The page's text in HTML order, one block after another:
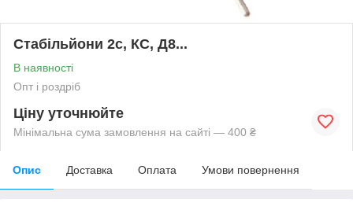
Стабільйони 2с, КС, Д8...
В наявності
Опт і роздріб
Ціну уточнюйте
Мінімальна сума замовлення на сайті — 400 ₴
Опис Доставка Оплата Умови повернення